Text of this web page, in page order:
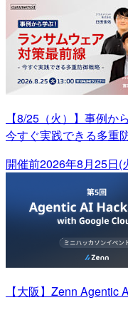
【8/25（火）】事例か
今すぐ実践できる多重
開催前2026年8月25日(
【大阪】Zenn Agentic